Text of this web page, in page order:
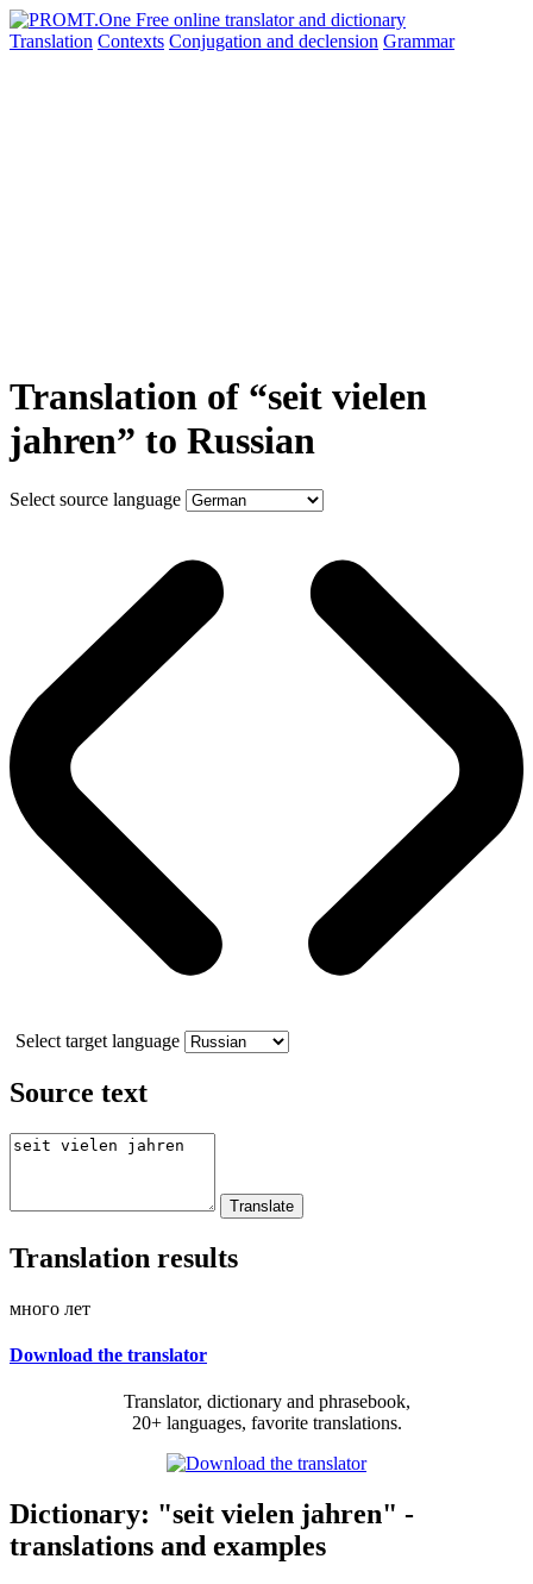
Translation Contexts Conjugation and declension Grammar
Translation of “seit vielen
jahren” to Russian
Select source language
Select target language
Source text
Translation results
много лет
Download the translator
Translator, dictionary and phrasebook,
20+ languages, favorite translations.
Dictionary: "seit vielen jahren" -
translations and examples